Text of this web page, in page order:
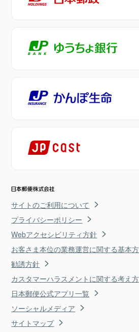
サイトのご利用について
プライバシーポリシー
Webアクセシビリティ方針
お客さま本位の業務運営に関する基本
勧誘方針
カスタマーハラスメントに関する考え方
日本郵便公式アプリ一覧
ソーシャルメディア
サイトマップ